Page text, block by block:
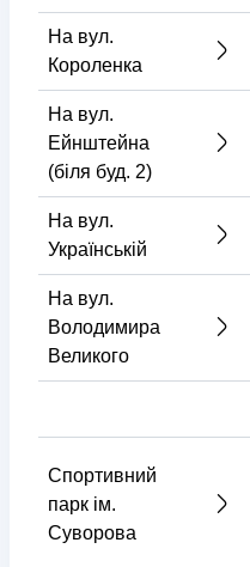
На вул.
Короленка
На вул.
Ейнштейна
(біля буд. 2)
На вул.
Українській
На вул.
Володимира
Великого
Спортивний
парк ім.
Суворова